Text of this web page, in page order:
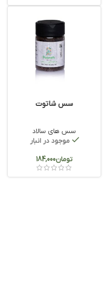
سس شاتوت
سس های سالاد
موجود در انبار
تومان